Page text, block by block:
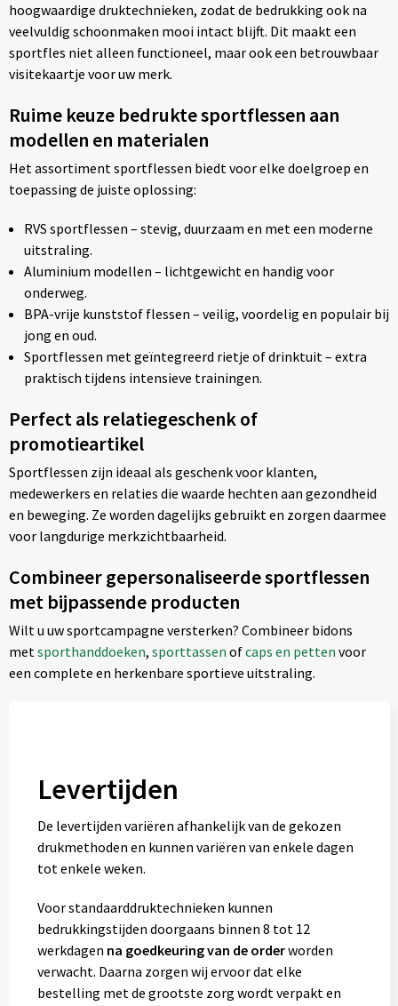
hoogwaardige druktechnieken, zodat de bedrukking ook na
veelvuldig schoonmaken mooi intact blijft. Dit maakt een
sportfles niet alleen functioneel, maar ook een betrouwbaar
visitekaartje voor uw merk.
Ruime keuze bedrukte sportflessen aan
modellen en materialen
Het assortiment sportflessen biedt voor elke doelgroep en
toepassing de juiste oplossing:
RVS sportflessen – stevig, duurzaam en met een moderne
uitstraling.
Aluminium modellen – lichtgewicht en handig voor
onderweg.
BPA-vrije kunststof flessen – veilig, voordelig en populair bij
jong en oud.
Sportflessen met geïntegreerd rietje of drinktuit – extra
praktisch tijdens intensieve trainingen.
Perfect als relatiegeschenk of
promotieartikel
Sportflessen zijn ideaal als geschenk voor klanten,
medewerkers en relaties die waarde hechten aan gezondheid
en beweging. Ze worden dagelijks gebruikt en zorgen daarmee
voor langdurige merkzichtbaarheid.
Combineer gepersonaliseerde sportflessen
met bijpassende producten
Wilt u uw sportcampagne versterken? Combineer bidons
metsporthanddoeken, sporttassen ofcaps en petten voor
een complete en herkenbare sportieve uitstraling.
Levertijden
De levertijden variëren afhankelijk van de gekozen
drukmethoden en kunnen variëren van enkele dagen
tot enkele weken.
Voor standaarddruktechnieken kunnen
bedrukkingstijden doorgaans binnen 8 tot 12
werkdagen na goedkeuring van de orderworden
verwacht. Daarna zorgen wij ervoor dat elke
bestelling met de grootste zorg wordt verpakt en